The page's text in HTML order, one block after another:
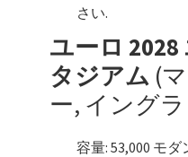
さい.
ユーロ
タジアム (
ー, イング
容量: 53,000 モ